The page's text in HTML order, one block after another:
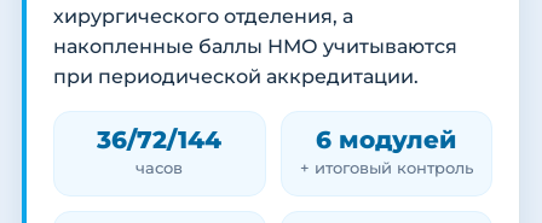
хирургического отделения, а
накопленные баллы НМО учитываются
при периодической аккредитации.
36/72/144
часов
6 модулей
+ итоговый контроль